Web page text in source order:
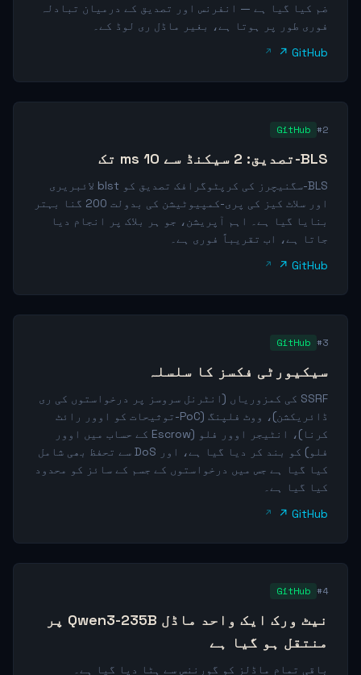
ضم کیا گیا ہے — انفرنس اور تصدیق کے درمیان تبادلہ
فوری طور پر ہوتا ہے، بغیر ماڈل ری لوڈ کے۔
GitHub ↗
#2
GitHub
BLS-تصدیق: 2 سیکنڈ سے 10 ms تک
BLS-سگنیچرز کی کرپٹوگرافک تصدیق کو blst لائبریری
اور سلاٹ کیز کی پری-کمپیوٹیشن کی بدولت 200 گنا بہتر
بنایا گیا ہے۔ اہم آپریشن، جو ہر بلاک پر انجام دیا
جاتا ہے، اب تقریباً فوری ہے۔
GitHub ↗
#3
GitHub
سیکیورٹی فکسز کا سلسلہ
SSRF کی کمزوریاں (انٹرنل سروسز پر درخواستوں کی ری
ڈائریکشن)، ووٹ فلپنگ (PoC-توثیحات کو اوور رائٹ
کرنا)، انٹیجر اوور فلو (Escrow کے حساب میں اوور
فلو) کو بند کر دیا گیا ہے، اور DoS سے تحفظ بھی شامل
کیا گیا ہے جس میں درخواستوں کے جسم کے سائز کو محدود
کیا گیا ہے۔
GitHub ↗
#4
GitHub
نیٹ ورک ایک واحد ماڈل Qwen3-235B پر
منتقل ہو گیا ہے
باقی تمام ماڈلز کو گورننس سے ہٹا دیا گیا ہے۔